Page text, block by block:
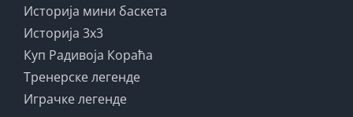
Историја мини баскета
Историја 3x3
Куп Радивоја Кораћа
Тренерске легенде
Играчке легенде